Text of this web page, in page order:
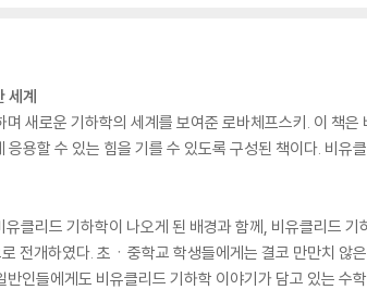
세계
새로운 기하학의 세계를 보여준 로바체프스키. 이 책
용할 수 있는 힘을 기를 수 있도록 구성된 책이다. 비유
클리드 기하학이 나오게 된 배경과 함께, 비유클리드
전개하였다. 초ㆍ중학교 학생들에게는 결코 만만치 않
인들에게도 비유클리드 기하학 이야기가 담고 있는 수